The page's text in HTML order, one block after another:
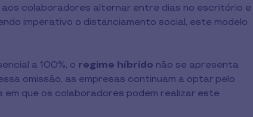
aos colaboradores alternar entre dias no escritório e
imperativo o distanciamento social, este modelo
a 100%, o regime híbrido não se apresenta
omissão, as empresas continuam a optar pelo
em que os colaboradores podem realizar este